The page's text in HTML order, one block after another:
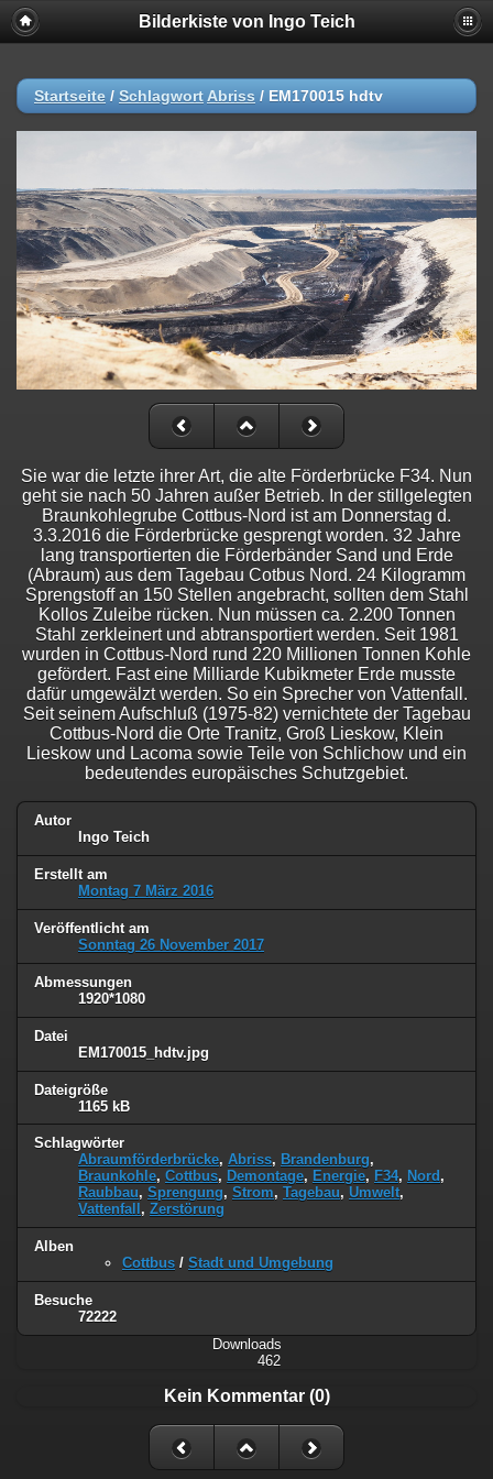
Bilderkiste von Ingo Teich
Startseite / Schlagwort Abriss / EM170015 hdtv
Sie war die letzte ihrer Art, die alte Förderbrücke F34. Nun
geht sie nach 50 Jahren außer Betrieb. In der stillgelegten
Braunkohlegrube Cottbus-Nord ist am Donnerstag d.
3.3.2016 die Förderbrücke gesprengt worden. 32 Jahre
lang transportierten die Förderbänder Sand und Erde
(Abraum) aus dem Tagebau Cotbus Nord. 24 Kilogramm
Sprengstoff an 150 Stellen angebracht, sollten dem Stahl
Kollos Zuleibe rücken. Nun müssen ca. 2.200 Tonnen
Stahl zerkleinert und abtransportiert werden. Seit 1981
wurden in Cottbus-Nord rund 220 Millionen Tonnen Kohle
gefördert. Fast eine Milliarde Kubikmeter Erde musste
dafür umgewälzt werden. So ein Sprecher von Vattenfall.
Seit seinem Aufschluß (1975-82) vernichtete der Tagebau
Cottbus-Nord die Orte Tranitz, Groß Lieskow, Klein
Lieskow und Lacoma sowie Teile von Schlichow und ein
bedeutendes europäisches Schutzgebiet.
Autor
Ingo Teich
Erstellt am
Montag 7 März 2016
Veröffentlicht am
Sonntag 26 November 2017
Abmessungen
1920*1080
Datei
EM170015_hdtv.jpg
Dateigröße
1165 kB
Schlagwörter
Abraumförderbrücke, Abriss, Brandenburg,
Braunkohle, Cottbus, Demontage, Energie, F34, Nord ,
Raubbau, Sprengung, Strom, Tagebau, Umwelt,
Vattenfall , Zerstörung
Alben
Cottbus / Stadt und Umgebung
Besuche
72222
Downloads
462
Kein Kommentar (0)